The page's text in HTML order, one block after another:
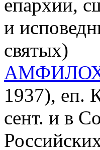
епархии,
и
святых)
1937), еп.
сент. и в